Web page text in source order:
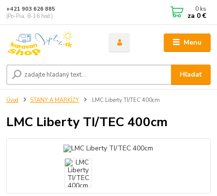
Menu
Hľadať
+421 903 626 885
(Po-Pia, 8-16 hod.)
0 ks
za 0 €
Úvod STANY A MARKÍZY LMC Liberty TI/TEC 400cm
LMC Liberty TI/TEC 400cm